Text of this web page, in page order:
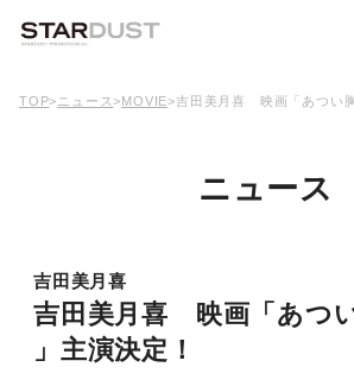
TOP> ニュース>MOVIE>吉田美月喜 映画「あつい
ニュース
吉田美月喜
吉田美月喜 映画「あつ
」主演決定！